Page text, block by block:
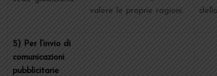
valere le proprie ragioni.
5) Per l’invio di
comunicazioni
pubblicitarie